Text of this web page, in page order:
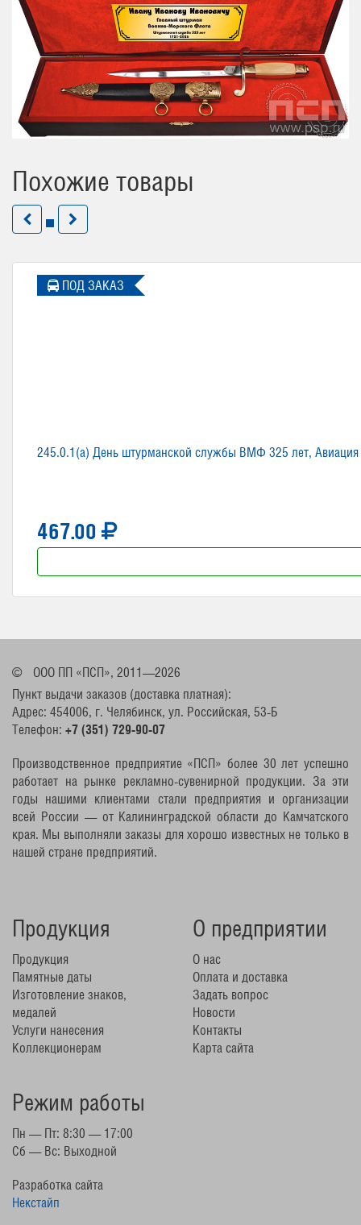
Похожие товары
245.0.1(а) День штурманской службы ВМФ 325 лет,
467.00
ПОД ЗАКАЗ
©
ООО ПП «ПСП», 2011—2026
Пункт выдачи заказов (доставка платная):
Адрес: 454006, г. Челябинск, ул. Российская, 53-Б
Телефон: +7 (351) 729-90-07
Производственное предприятие «ПСП» более 30 лет успешно
работает на рынке рекламно-сувенирной продукции. За эти
годы нашими клиентами стали предприятия и организации
всей России — от Калининградской области до Камчатского
края. Мы выполняли заказы для хорошо известных не только в
нашей стране предприятий.
Продукция
Продукция
Памятные даты
Изготовление знаков,
медалей
Услуги нанесения
Коллекционерам
О предприятии
О нас
Оплата и доставка
Задать вопрос
Новости
Контакты
Карта сайта
Режим работы
Пн — Пт: 8:30 — 17:00
Сб — Вс: Выходной
Разработка сайта
Некстайп